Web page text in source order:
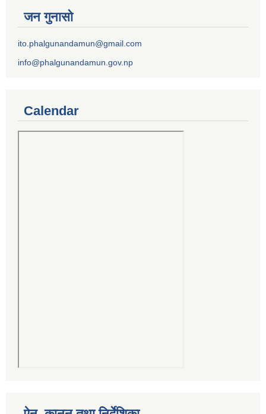
जन गुनासो
ito.phalgunandamun@gmail.com
info@phalgunandamun.gov.np
Calendar